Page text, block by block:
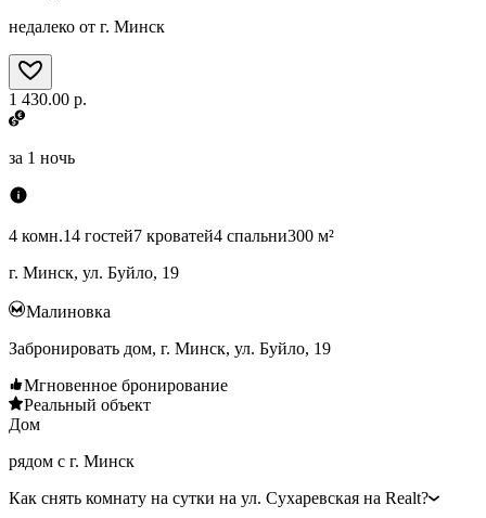
недалеко от г. Минск
1 430.00 р.
за 1 ночь
4 комн.14 гостей7 кроватей4 спальни300 м²
г. Минск, ул. Буйло, 19
Малиновка
Забронировать дом, г. Минск, ул. Буйло, 19
Мгновенное бронирование
Реальный объект
Дом
рядом с г. Минск
Как снять комнату на сутки на ул. Сухаревская на Realt?